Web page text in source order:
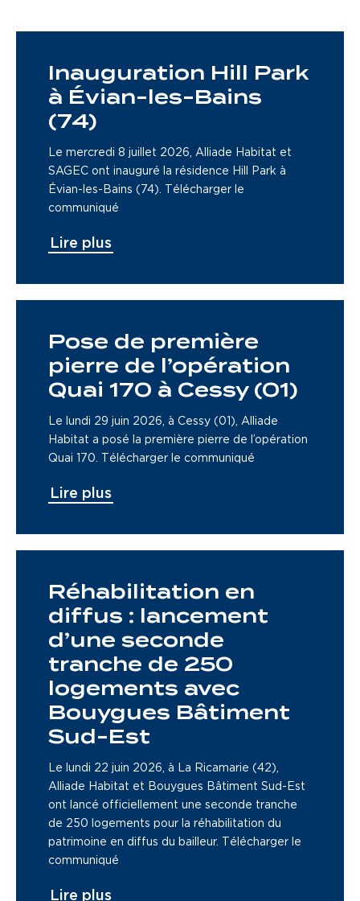
Inauguration Hill Park
à Évian-les-Bains
(74)
Le mercredi 8 juillet 2026, Alliade Habitat et
SAGEC ont inauguré la résidence Hill Park à
Évian-les-Bains (74). Télécharger le
communiqué
Lire plus
Pose de première
pierre de l’opération
Quai 170 à Cessy (01)
Le lundi 29 juin 2026, à Cessy (01), Alliade
Habitat a posé la première pierre de l’opération
Quai 170. Télécharger le communiqué
Lire plus
Réhabilitation en
diffus : lancement
d’une seconde
tranche de 250
logements avec
Bouygues Bâtiment
Sud-Est
Le lundi 22 juin 2026, à La Ricamarie (42),
Alliade Habitat et Bouygues Bâtiment Sud-Est
ont lancé officiellement une seconde tranche
de 250 logements pour la réhabilitation du
patrimoine en diffus du bailleur. Télécharger le
communiqué
Lire plus